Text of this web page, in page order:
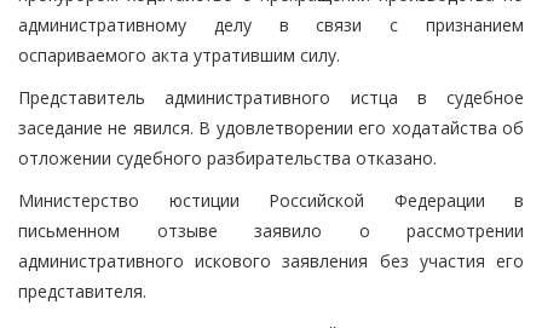
административному делу в связи с признанием
оспариваемого акта утратившим силу.
Представитель административного истца в судебное
заседание не явился. В удовлетворении его ходатайства об
отложении судебного разбирательства отказано.
Министерство юстиции Российской Федерации в
письменном отзыве заявило о рассмотрении
административного искового заявления без участия его
представителя.